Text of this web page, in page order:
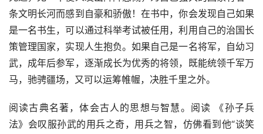
条文明长河而感到自豪和骄傲！在书中，你会发现自己如果
是一名书生，可以通过科举考试被任用，利用自己的治国长
策管理国家，实现人生抱负。如果自己是一名将军，自幼习
武，成年后参军，逐渐成长为优秀的将领，既能统领千军万
马，驰骋疆场，又可以运筹帷幄，决胜千里之外。
阅读古典名著，体会古人的思想与智慧。阅读 《孙子兵
法》会叹服孙武的用兵之奇，用兵之智，仿佛看到他“谈笑